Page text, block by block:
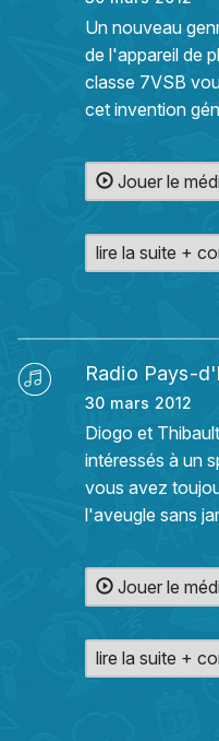
Un nouveau
de l'appareil de
classe 7VSB
cet invention
Jouer le
lire la suite +
Radio Pays-
30 mars 2012
Diogo et
intéressés à un
vous avez
l'aveugle sans
Jouer le
lire la suite +